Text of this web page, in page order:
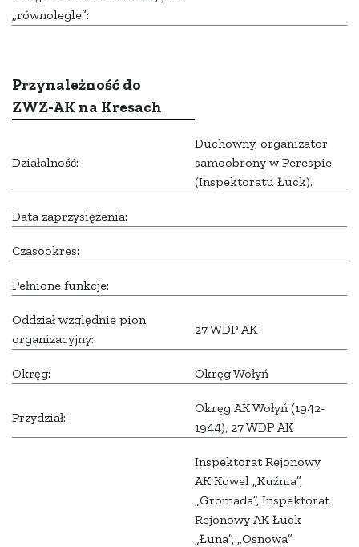
„równolegle”:
Przynależność do
ZWZ-AK na Kresach
Działalność:
Duchowny, organizator
samoobrony w Perespie
(Inspektoratu Łuck).
Data zaprzysiężenia:
Czasookres:
Pełnione funkcje:
Oddział względnie pion
organizacyjny:
27 WDP AK
Okręg: Okręg Wołyń
Przydział:
Okręg AK Wołyń (1942-
1944), 27 WDP AK
Inspektorat Rejonowy
AK Kowel „Kuźnia”,
„Gromada”, Inspektorat
Rejonowy AK Łuck
„Łuna”, „Osnowa”